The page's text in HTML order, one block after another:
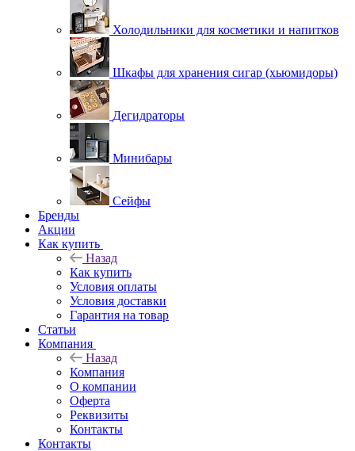
Холодильники для косметики и напитков
Шкафы для хранения сигар (хьюмидоры)
Дегидраторы
Минибары
Сейфы
Бренды
Акции
Как купить
Назад
Как купить
Условия оплаты
Условия доставки
Гарантия на товар
Статьи
Компания
Назад
Компания
О компании
Оферта
Реквизиты
Контакты
Контакты